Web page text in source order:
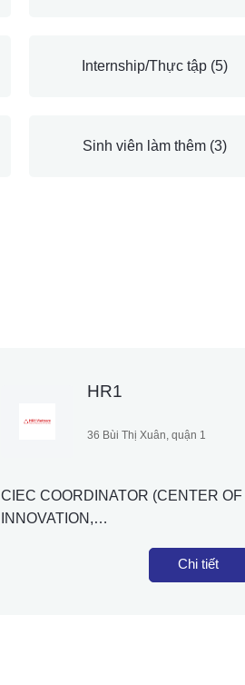
Internship/Thực tập (5)
Sinh viên làm thêm (3)
HR1
36 Bùi Thị Xuân, quận 1
CIEC COORDINATOR (CENTER OF
INNOVATION,
Chi tiết